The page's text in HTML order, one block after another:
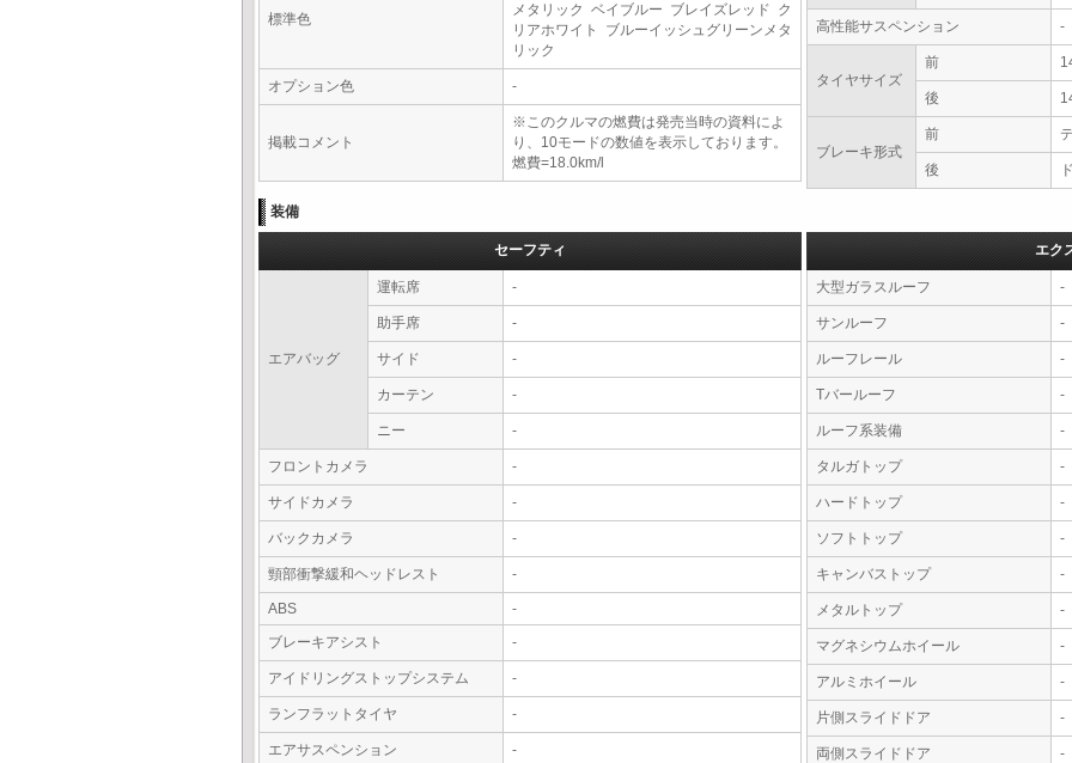
標準色
メタリック ベイブルー ブレイズレッド ク
リアホワイト ブルーイッシュグリーンメタ
リック
オプション色 -
掲載コメント
※このクルマの燃費は発売当時の資料によ
り、10モードの数値を表示しております。
燃費=18.0km/l
高性能サスペンション -
タイヤサイズ
前
後
ブレーキ形式
前
後
装備
セーフティ
エアバッグ
運転席 -
助手席 -
サイド -
カーテン -
ニー -
フロントカメラ -
サイドカメラ -
バックカメラ -
頸部衝撃緩和ヘッドレスト -
ABS
-
ブレーキアシスト
-
アイドリングストップシステム -
ランフラットタイヤ -
エアサスペンション -
エク
大型ガラスルーフ -
サンルーフ -
ルーフレール -
Tバールーフ -
ルーフ系装備 -
タルガトップ -
ハードトップ -
ソフトトップ -
キャンバストップ -
メタルトップ -
マグネシウムホイール -
アルミホイール -
片側スライドドア -
両側スライドドア -